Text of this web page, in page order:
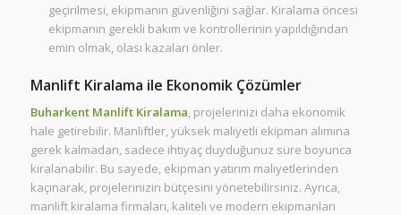
geçirilmesi, ekipmanın güvenliğini sağlar. Kiralama öncesi
ekipmanın gerekli bakım ve kontrollerinin yapıldığından
emin olmak, olası kazaları önler.
Manlift Kiralama ile Ekonomik Çözümler
Buharkent Manlift Kiralama, projelerinizi daha ekonomik
hale getirebilir. Manliftler, yüksek maliyetli ekipman alımına
gerek kalmadan, sadece ihtiyaç duyduğunuz süre boyunca
kiralanabilir. Bu sayede, ekipman yatırım maliyetlerinden
kaçınarak, projelerinizin bütçesini yönetebilirsiniz. Ayrıca,
manlift kiralama firmaları, kaliteli ve modern ekipmanları